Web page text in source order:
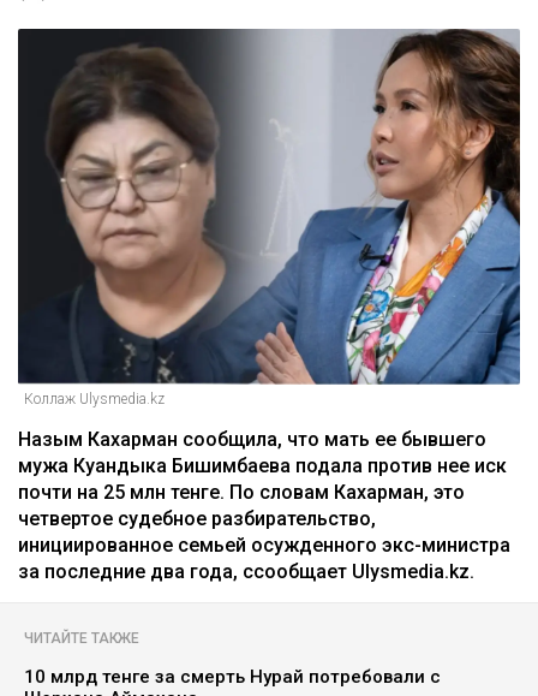
Коллаж Ulysmedia.kz
Назым Кахарман сообщила, что мать ее бывшего
мужа Куандыка Бишимбаева подала против нее иск
почти на 25 млн тенге. По словам Кахарман, это
четвертое судебное разбирательство,
инициированное семьей осужденного экс-министра
за последние два года, ссообщает Ulysmedia.kz.
ЧИТАЙТЕ ТАКЖЕ
10 млрд тенге за смерть Нурай потребовали с